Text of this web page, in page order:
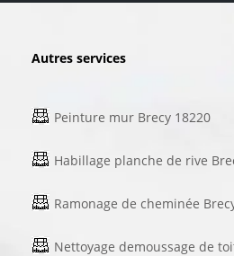
Autres services
Peinture mur Brecy 18220
Habillage planche de rive
Ramonage de cheminée
Nettoyage demoussage de